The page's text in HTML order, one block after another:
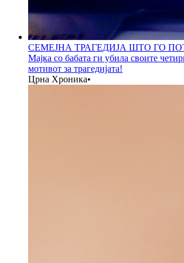
СЕМЕЈНА ТРАГЕДИЈА ШТО ГО
Мајка со бабата ги убила своите
мотивот за трагедијата!
Црна Хроника•